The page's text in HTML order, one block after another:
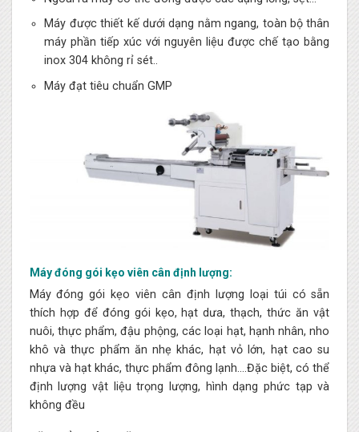
Máy được thiết kế dưới dạng nằm ngang, toàn bộ thân
máy phần tiếp xúc với nguyên liệu được chế tạo bằng
inox 304 không rỉ sét..
Máy đạt tiêu chuẩn GMP
Máy đóng gói kẹo viên cân định lượng:
Máy đóng gói kẹo viên cân định lượng loại túi có sẵn
thích hợp để đóng gói kẹo, hạt dưa, thạch, thức ăn vật
nuôi, thực phẩm, đậu phộng, các loại hạt, hạnh nhân, nho
khô và thực phẩm ăn nhẹ khác, hạt vỏ lớn, hạt cao su
nhựa và hạt khác, thực phẩm đông lạnh….Đặc biệt, có thể
định lượng vật liệu trọng lượng, hình dạng phức tạp và
không đều